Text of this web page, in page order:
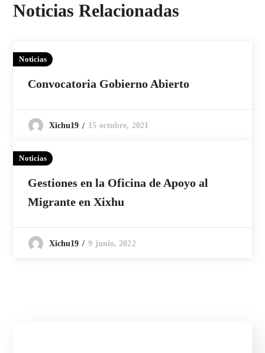
Noticias Relacionadas
Noticias
Convocatoria Gobierno Abierto
Xichu19 15 octubre, 2021
Noticias
Gestiones en la Oficina de Apoyo al
Migrante en Xixhu
Xichu19 9 junio, 2022